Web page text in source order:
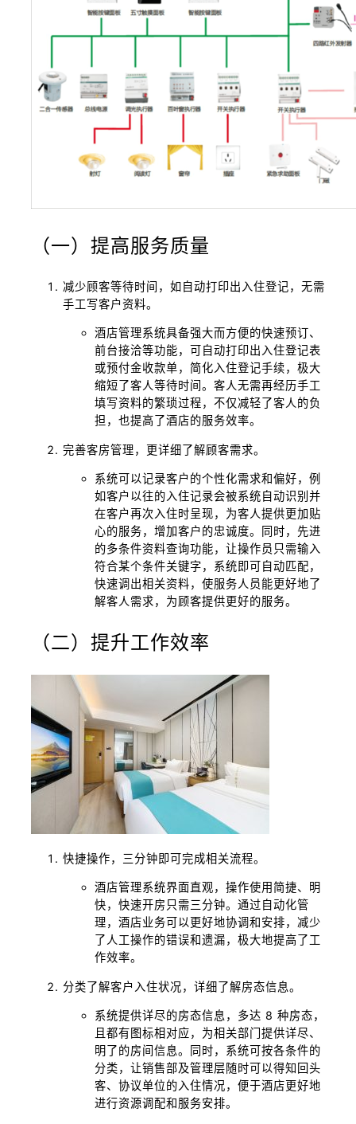
（一）提高服务质量
减少顾客等待时间，如自动打印出入住登记，无需
手工写客户资料。
酒店管理系统具备强大而方便的快速预订、
前台接洽等功能，可自动打印出入住登记表
或预付金收款单，简化入住登记手续，极大
缩短了客人等待时间。客人无需再经历手工
填写资料的繁琐过程，不仅减轻了客人的负
担，也提高了酒店的服务效率。
完善客房管理，更详细了解顾客需求。
系统可以记录客户的个性化需求和偏好，例
如客户以往的入住记录会被系统自动识别并
在客户再次入住时呈现，为客人提供更加贴
心的服务，增加客户的忠诚度。同时，先进
的多条件资料查询功能，让操作员只需输入
符合某个条件关键字，系统即可自动匹配，
快速调出相关资料，使服务人员能更好地了
解客人需求，为顾客提供更好的服务。
（二）提升工作效率
快捷操作，三分钟即可完成相关流程。
酒店管理系统界面直观，操作使用简捷、明
快，快速开房只需三分钟。通过自动化管
理，酒店业务可以更好地协调和安排，减少
了人工操作的错误和遗漏，极大地提高了工
作效率。
分类了解客户入住状况，详细了解房态信息。
系统提供详尽的房态信息，多达 8 种房态，
且都有图标相对应，为相关部门提供详尽、
明了的房间信息。同时，系统可按各条件的
分类，让销售部及管理层随时可以得知回头
客、协议单位的入住情况，便于酒店更好地
进行资源调配和服务安排。